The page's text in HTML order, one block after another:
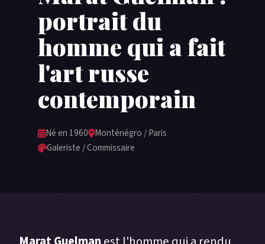
portrait du
homme qui a fait
l'art russe
contemporain
Né en 1960 Monténégro / Paris
Galeriste / Commissaire